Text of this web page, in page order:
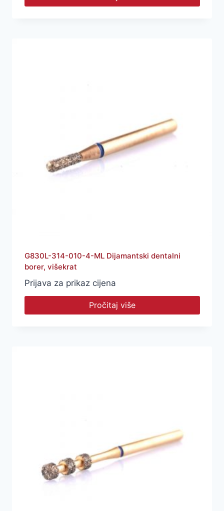
G830L-314-010-4-ML Dijamantski dentalni
borer, višekrat
Prijava za prikaz cijena
Pročitaj više